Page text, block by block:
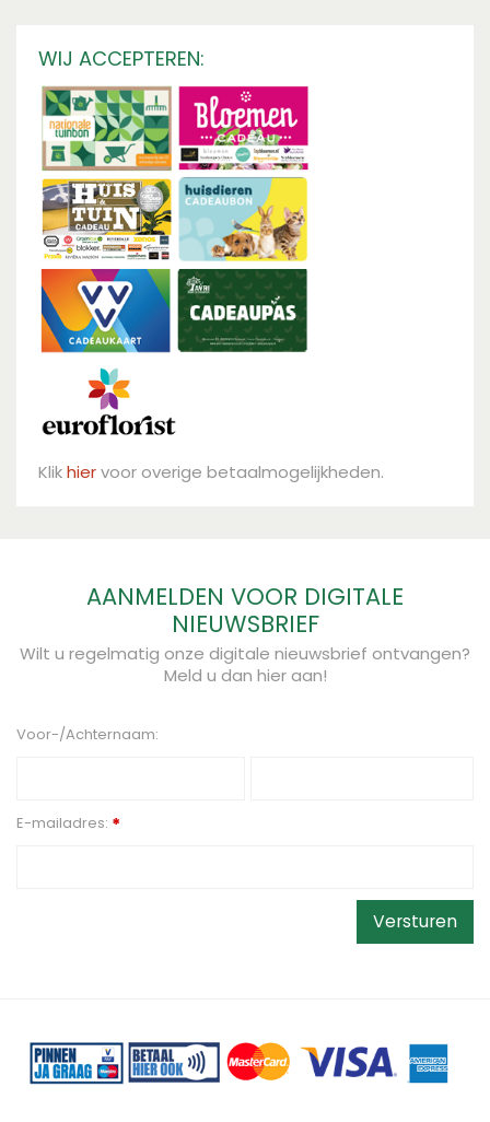
WIJ ACCEPTEREN:
Klikhiervoor overige betaalmogelijkheden.
AANMELDEN VOOR DIGITALE
NIEUWSBRIEF
Wilt u regelmatig onze digitale nieuwsbrief ontvangen?
Meld u dan hier aan!
Voor-/Achternaam:
E-mailadres: *